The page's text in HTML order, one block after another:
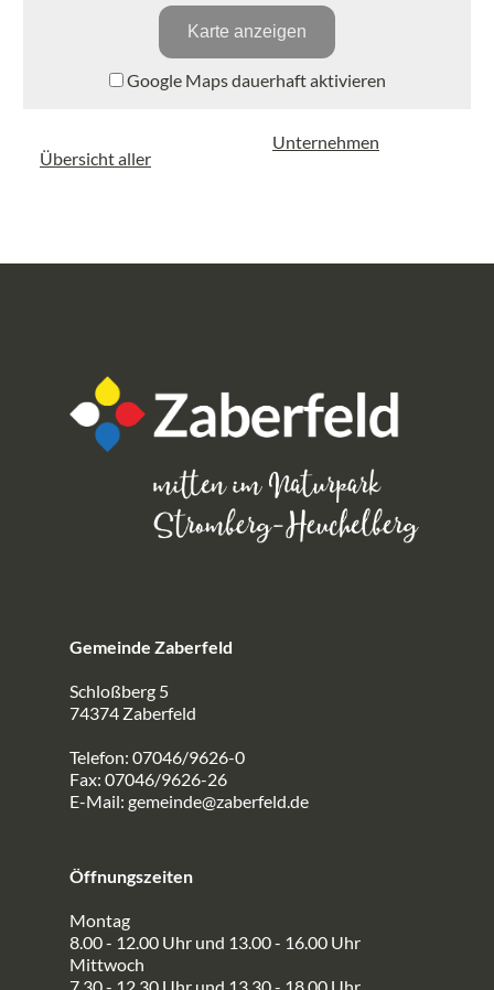
Karte anzeigen
Google Maps dauerhaft aktivieren
Übersicht aller
Unternehmen
Gemeinde Zaberfeld
Schloßberg 5
74374 Zaberfeld
Telefon: 07046/9626-0
Fax: 07046/9626-26
E-Mail: gemeinde@zaberfeld.de
Öffnungszeiten
Montag
8.00 - 12.00 Uhr und 13.00 - 16.00 Uhr
Mittwoch
7.30 - 12.30 Uhr und 13.30 - 18.00 Uhr